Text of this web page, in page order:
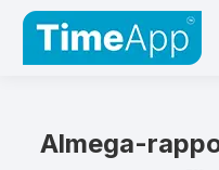
Almega-